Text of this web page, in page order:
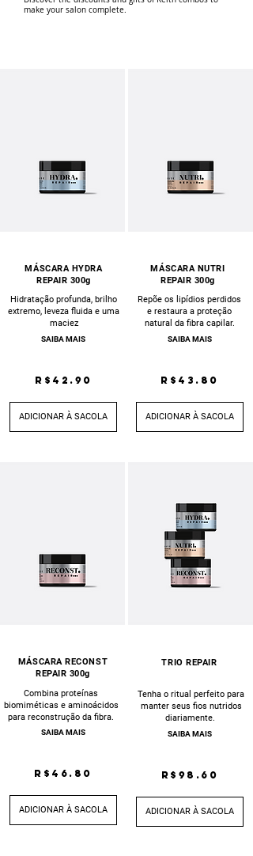
make your salon complete.
MÁSCARA HYDRA
REPAIR 300g
Hidratação profunda, brilho
extremo, leveza fluida e uma
maciez
SAIBA MAIS
R$42.90
ADICIONAR À SACOLA
MÁSCARA NUTRI
REPAIR 300g
Repõe os lipídios perdidos
e restaura a proteção
natural da fibra capilar.
SAIBA MAIS
R$43.80
ADICIONAR À SACOLA
MÁSCARA RECONST
REPAIR 300g
Combina proteínas
biomiméticas e aminoácidos
para reconstrução da fibra.
SAIBA MAIS
R$46.80
ADICIONAR À SACOLA
TRIO REPAIR
Tenha o ritual perfeito para
manter seus fios nutridos
diariamente.
SAIBA MAIS
R$98.60
ADICIONAR À SACOLA